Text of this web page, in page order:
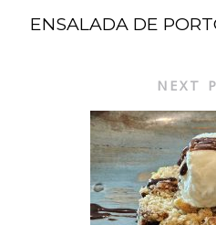
ENSALADA DE
NEXT